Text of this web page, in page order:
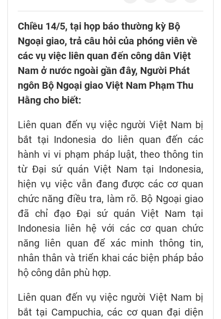
Chiều 14/5, tại họp báo thường kỳ Bộ
Ngoại giao, trả câu hỏi của phóng viên về
các vụ việc liên quan đến công dân Việt
Nam ở nước ngoài gần đây, Người Phát
ngôn Bộ Ngoại giao Việt Nam Phạm Thu
Hằng cho biết:
Liên quan đến vụ việc người Việt Nam bị
bắt tại Indonesia do liên quan đến các
hành vi vi phạm pháp luật, theo thông tin
từ Đại sứ quán Việt Nam tại Indonesia,
hiện vụ việc vẫn đang được các cơ quan
chức năng điều tra, làm rõ. Bộ Ngoại giao
đã chỉ đạo Đại sứ quán Việt Nam tại
Indonesia liên hệ với các cơ quan chức
năng liên quan để xác minh thông tin,
nhân thân và triển khai các biện pháp bảo
hộ công dân phù hợp.
Liên quan đến vụ việc người Việt Nam bị
bắt tại Campuchia, các cơ quan đại diện